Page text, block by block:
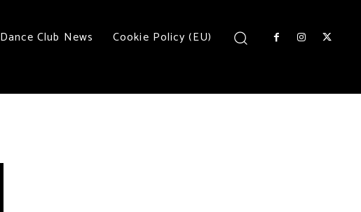
Dance Club News Cookie Policy (EU)